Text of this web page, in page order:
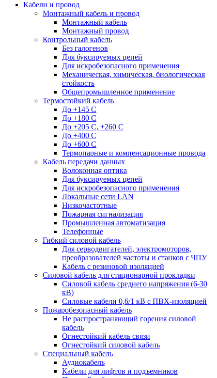
Кабели и провод
Монтажный кабель и провод
Монтажный кабель
Монтажный провод
Контрольный кабель
Без галогенов
Для буксируемых цепей
Для искробезопасного применения
Механическая, химическая, биологическая
стойкость
Общепромышленное применение
Термостойкий кабель
До +145 С
До +180 C
До +205 С, +260 С
До +400 C
До +600 С
Термопарные и компенсационные провода
Кабель передачи данных
Волоконная оптика
Для буксируемых цепей
Для искробезопасного применения
Локальные сети LAN
Низкочастотные
Пожарная сигнализация
Промышленная автоматизация
Телефонные
Гибкий силовой кабель
Для серводвигателей, электромоторов,
преобразователей частоты и станков с ЧПУ
Кабель с резиновой изоляцией
Силовой кабель для стационарной прокладки
Силовой кабель среднего напряжения (6-30
кВ)
Силовые кабели 0,6/1 кВ с ПВХ-изоляцией
Пожаробезопасный кабель
Не распространяющий горения силовой
кабель
Огнестойкий кабель связи
Огнестойкий силовой кабель
Специальный кабель
Аудиокабель
Кабели для лифтов и подъемников